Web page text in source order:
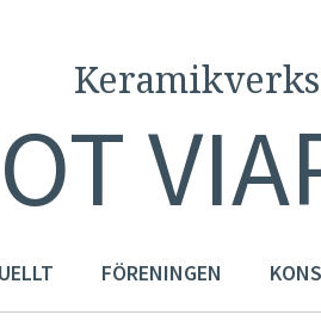
FÖRENINGEN